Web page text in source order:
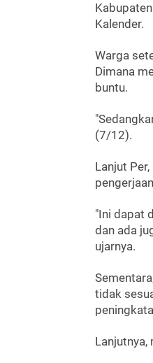
Kalender.
Warga
Dimana
buntu.
(7/12).
Lanjut
"Ini dapat
dan ada
ujarnya.
tidak